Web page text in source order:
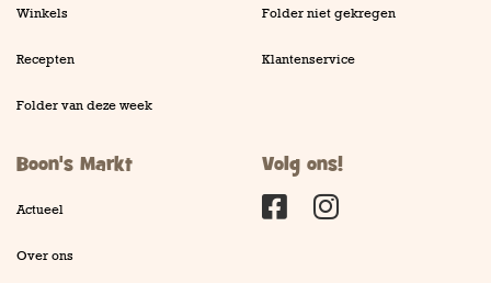
Winkels
Recepten
Folder van deze week
Folder niet gekregen
Klantenservice
Boon's Markt
Actueel
Over ons
Volg ons!
Facebook